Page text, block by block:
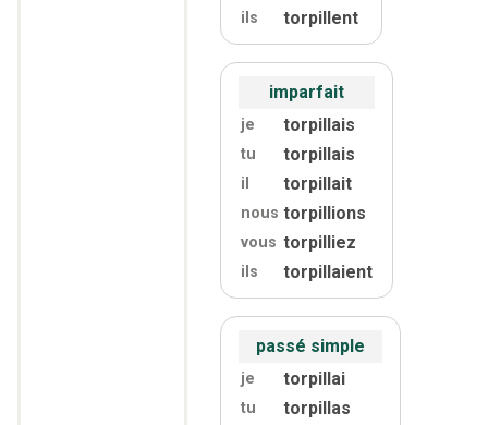
ils torpillent
imparfait
je torpillais
tu torpillais
il torpillait
nous torpillions
vous torpilliez
ils torpillaient
passé simple
je torpillai
tu torpillas